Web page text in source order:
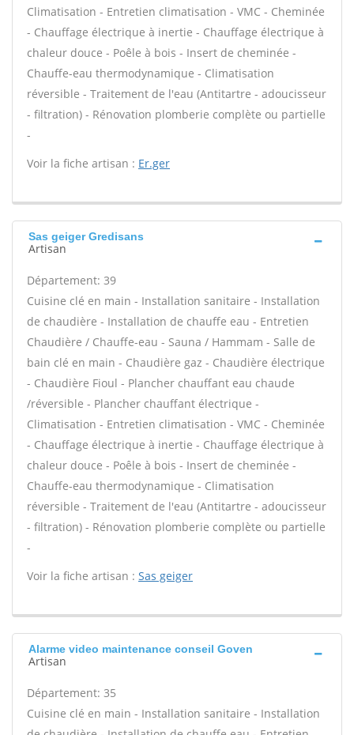
Climatisation - Entretien climatisation - VMC - Cheminée
- Chauffage électrique à inertie - Chauffage électrique à
chaleur douce - Poêle à bois - Insert de cheminée -
Chauffe-eau thermodynamique - Climatisation
réversible - Traitement de l'eau (Antitartre - adoucisseur
- filtration) - Rénovation plomberie complète ou partielle
-
Voir la fiche artisan : Er.ger
Sas geiger Gredisans
Artisan
Département: 39
Cuisine clé en main - Installation sanitaire - Installation
de chaudière - Installation de chauffe eau - Entretien
Chaudière / Chauffe-eau - Sauna / Hammam - Salle de
bain clé en main - Chaudière gaz - Chaudière électrique
- Chaudière Fioul - Plancher chauffant eau chaude
/réversible - Plancher chauffant électrique -
Climatisation - Entretien climatisation - VMC - Cheminée
- Chauffage électrique à inertie - Chauffage électrique à
chaleur douce - Poêle à bois - Insert de cheminée -
Chauffe-eau thermodynamique - Climatisation
réversible - Traitement de l'eau (Antitartre - adoucisseur
- filtration) - Rénovation plomberie complète ou partielle
-
Voir la fiche artisan : Sas geiger
Alarme video maintenance conseil Goven
Artisan
Département: 35
Cuisine clé en main - Installation sanitaire - Installation